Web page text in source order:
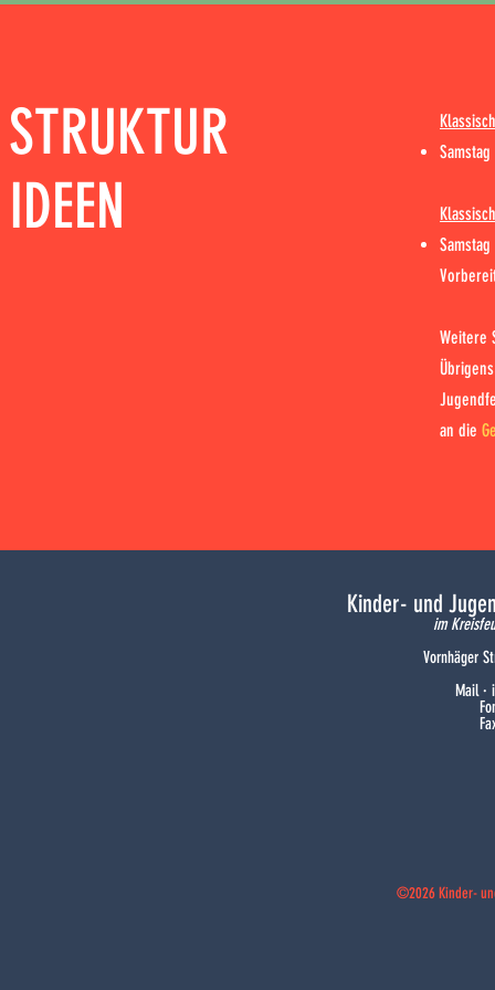
STRUKTUR
IDEEN
Weitere
an die
Kinder- und
im
Vornhäger
Mail ·
©2026 Kinder-